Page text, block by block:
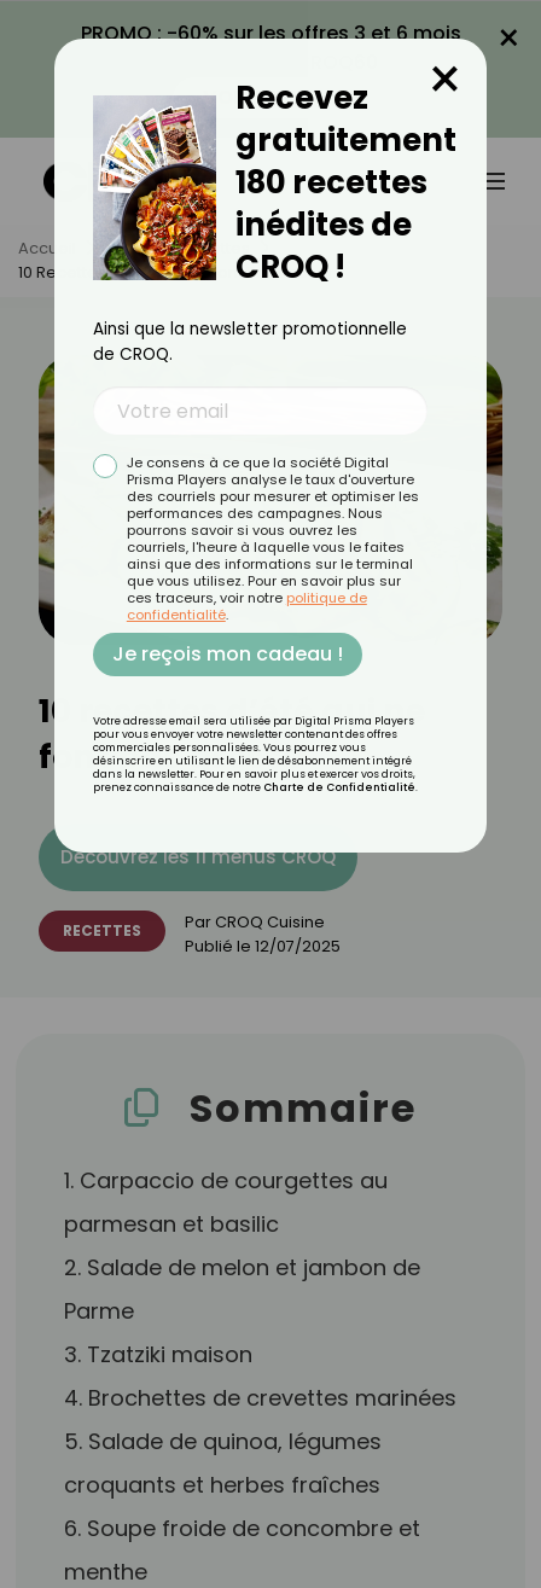
PROMO : -60% sur les offres 3 et 6 mois
VOIR LA PROMO
×
Accueil Actus
Recettes
10 Recettes D’été Qui Ne Font Pas Grossir
10 recettes d’été qui ne
font pas grossir
Découvrez les 11 menus CROQ
RECETTES Par CROQ Cuisine
Publié le 12/07/2025
Sommaire
1. Carpaccio de courgettes au
parmesan et basilic
2. Salade de melon et jambon de
Parme
3. Tzatziki maison
4. Brochettes de crevettes marinées
5. Salade de quinoa, légumes
croquants et herbes fraîches
6. Soupe froide de concombre et
menthe
Recevez
gratuitement
180 recettes
inédites de
CROQ !
×
Ainsi que la newsletter promotionnelle
de CROQ.
Je consens à ce que la société Digital
Prisma Players analyse le taux d'ouverture
des courriels pour mesurer et optimiser les
performances des campagnes. Nous
pourrons savoir si vous ouvrez les
courriels, l'heure à laquelle vous le faites
ainsi que des informations sur le terminal
que vous utilisez. Pour en savoir plus sur
ces traceurs, voir notre politique de
confidentialité.
Je reçois mon cadeau !
Votre adresse email sera utilisée par Digital Prisma Players
pour vous envoyer votre newsletter contenant des offres
commerciales personnalisées. Vous pourrez vous
désinscrire en utilisant le lien de désabonnement intégré
dans la newsletter. Pour en savoir plus et exercer vos droits,
prenez connaissance de notre Charte de Confidentialité.